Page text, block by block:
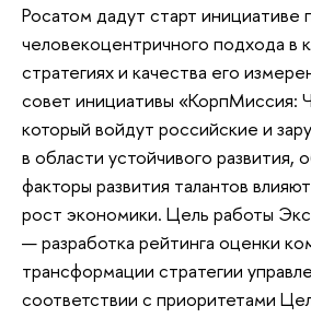
Росатом дадут старт инициативе
человекоцентричного подхода в
стратегиях и качества его
совет инициативы «КорпМиссия:
который войдут российские и
в области устойчивого развития,
факторы развития талантов
рост экономики. Цель работы
— разработка рейтинга оценки
трансформации стратегии
соответствии с приоритетами